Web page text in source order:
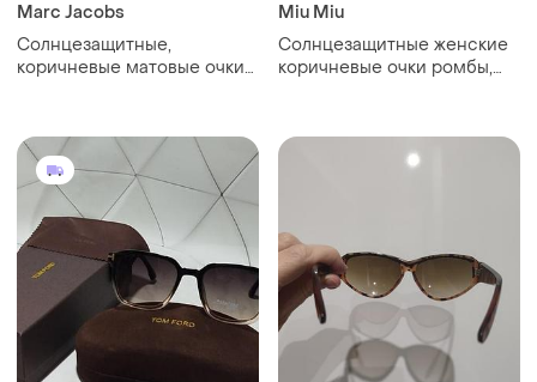
Marc Jacobs
Солнцезащитные,
коричневые матовые очки
Miu Miu
Солнцезащитные женские
коричневые очки ромбы,